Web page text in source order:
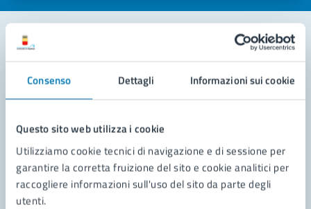
Consenso Dettagli Informazioni sui cookie
Questo sito web utilizza i cookie
Utilizziamo cookie tecnici di navigazione e di sessione per
garantire la corretta fruizione del sito e cookie analitici per
raccogliere informazioni sull'uso del sito da parte degli
utenti.
Leggi le domande frequenti
Richiedi assistenza
Prenota appuntamento
Problemi in città